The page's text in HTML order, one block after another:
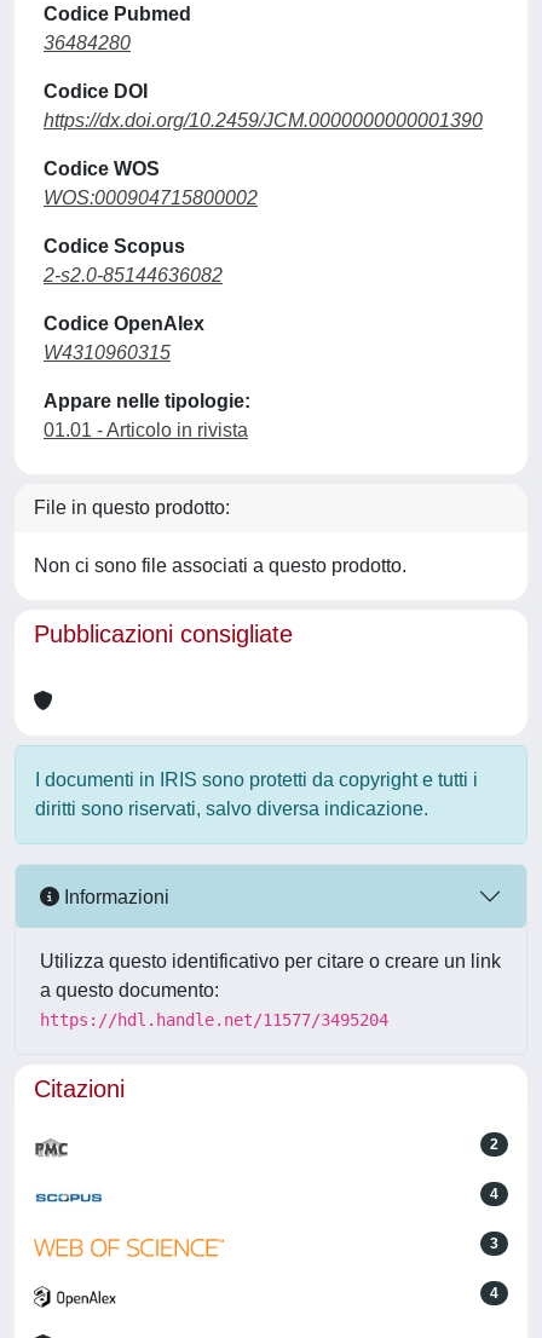
Codice Pubmed
36484280
Codice DOI
https://dx.doi.org/10.2459/JCM.0000000000001390
Codice WOS
WOS:000904715800002
Codice Scopus
2-s2.0-85144636082
Codice OpenAlex
W4310960315
Appare nelle tipologie:
01.01 - Articolo in rivista
File in questo prodotto:
Non ci sono file associati a questo prodotto.
Pubblicazioni consigliate
I documenti in IRIS sono protetti da copyright e tutti i
diritti sono riservati, salvo diversa indicazione.
Informazioni
Utilizza questo identificativo per citare o creare un link
a questo documento:
https://hdl.handle.net/11577/3495204
Citazioni
2
4
3
4